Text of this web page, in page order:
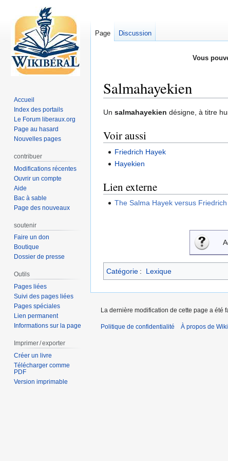
Vous
Salmahayekien
Aller
la
navigation
Aller
la
recherche
Un salmahayekien désigne, à titre
Voir aussi
Friedrich Hayek
Hayekien
Lien externe
The Salma Hayek versus
Catégorie : Lexique
Page Discussion
Accueil
Index des portails
Le Forum liberaux.org
Page au hasard
Nouvelles pages
contribuer
Modifications récentes
Ouvrir un compte
Aide
Bac à sable
Page des nouveaux
soutenir
Faire un don
Boutique
Dossier de presse
Outils
Pages liées
Suivi des pages liées
Pages spéciales
Lien permanent
Informations sur la page
Imprimer / exporter
Créer un livre
Télécharger comme
PDF
Version imprimable
La dernière modification de cette page a été
Politique de confidentialité À propos de